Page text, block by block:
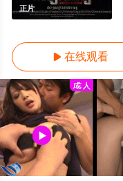
正片
 在线观看